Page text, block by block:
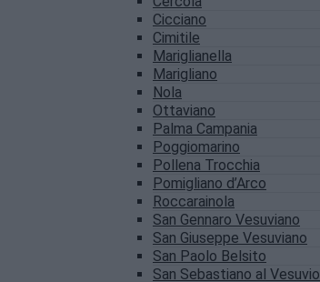
Cicciano
Cimitile
Mariglianella
Marigliano
Nola
Ottaviano
Palma Campania
Poggiomarino
Pollena Trocchia
Pomigliano d’Arco
Roccarainola
San Gennaro Vesuviano
San Giuseppe Vesuviano
San Paolo Belsito
San Sebastiano al Vesuvio